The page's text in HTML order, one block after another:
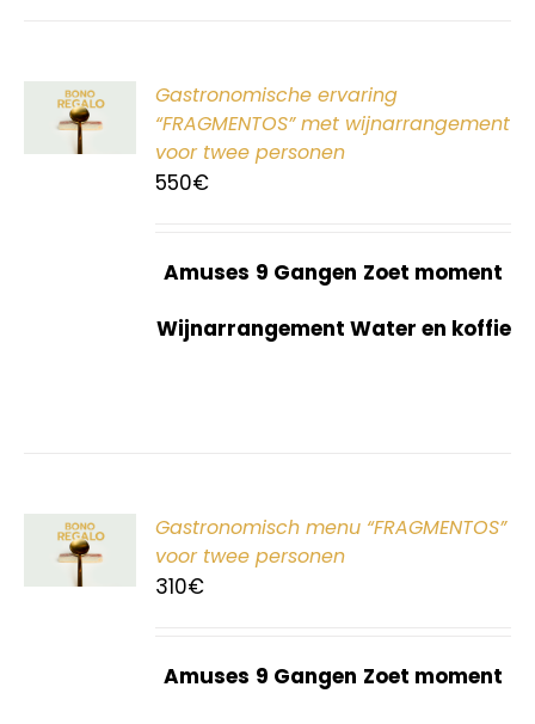
Gastronomische ervaring
“FRAGMENTOS” met wijnarrangement
voor twee personen
550€
Amuses 9 Gangen Zoet moment
Wijnarrangement Water en koffie
Gastronomisch menu “FRAGMENTOS”
voor twee personen
310€
Amuses 9 Gangen Zoet moment